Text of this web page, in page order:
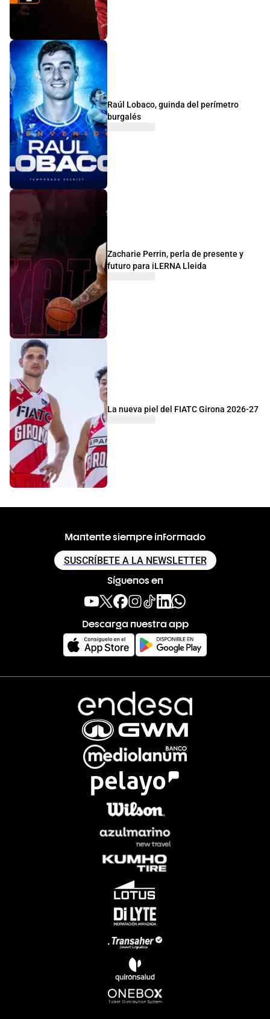
Raúl Lobaco, guinda del perímetro
burgalés
Zacharie Perrin, perla de presente y
futuro para iLERNA Lleida
La nueva piel del FIATC Girona 2026-27
Mantente siempre informado
SUSCRÍBETE A LA NEWSLETTER
Síguenos en
Descarga nuestra app